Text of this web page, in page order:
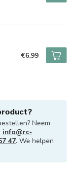
€6,99
Neem
info@rc-
47. We helpen